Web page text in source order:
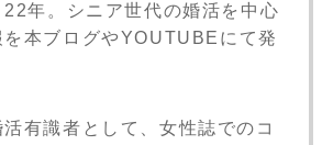
年。シニア世代の婚活を中心
を本ブログやYOUTUBEにて発
有識者として、女性誌でのコ